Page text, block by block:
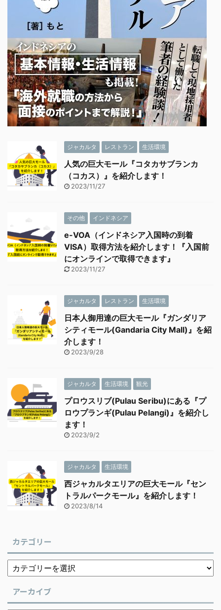
ジャカルタ レストラン 生活環境
人気の巨大モール『コタカサブランカ
（コカス）』を紹介します！
2023/11/27
その他 インドネシア
e-VOA（インドネシア入国時の到着
VISA）取得方法を紹介します！『入国前
にオンラインで取得できます』
2023/11/27
ジャカルタ レストラン 生活環境
日本人御用達の巨大モール『ガンダリア
シティモール(Gandaria City Mall)』を紹
介します！
2023/9/28
ジャカルタ 生活環境 観光
プロウスリブ(Pulau Seribu)にある『プ
ロウプランギ(Pulau Pelangi)』を紹介し
ます！
2023/9/2
ジャカルタ 生活環境
西ジャカルタエリアの巨大モール『セン
トラルパークモール』を紹介します！
2023/8/14
カテゴリー
アーカイブ